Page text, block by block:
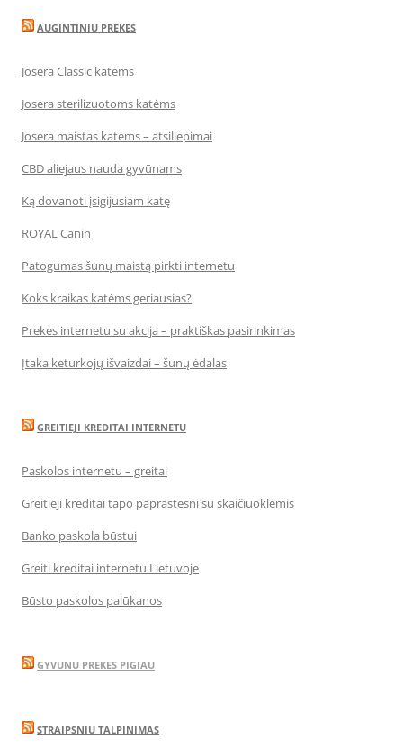
AUGINTINIU PREKES
Josera Classic katėms
Josera sterilizuotoms katėms
Josera maistas katėms – atsiliepimai
CBD aliejaus nauda gyvūnams
Ką dovanoti įsigijusiam katę
ROYAL Canin
Patogumas šunų maistą pirkti internetu
Koks kraikas katėms geriausias?
Prekės internetu su akcija – praktiškas pasirinkimas
Įtaka keturkojų išvaizdai – šunų ėdalas
GREITIEJI KREDITAI INTERNETU
Paskolos internetu – greitai
Greitieji kreditai tapo paprastesni su skaičiuoklėmis
Banko paskola būstui
Greiti kreditai internetu Lietuvoje
Būsto paskolos palūkanos
GYVUNU PREKES PIGIAU
STRAIPSNIU TALPINIMAS